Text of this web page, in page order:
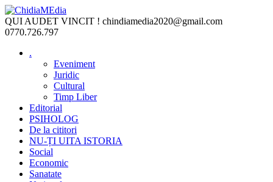
Skip
to
content
QUI AUDET VINCIT ! chindiamedia2020@gmail.com
0770.726.797
.
Eveniment
Juridic
Cultural
Timp Liber
Editorial
PSIHOLOG
De la cititori
NU-ȚI UITA ISTORIA
Social
Economic
Sanatate